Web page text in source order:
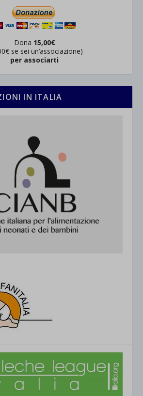
Dona 15,00€
se sei un’associazione)
per associarti
IN ITALIA